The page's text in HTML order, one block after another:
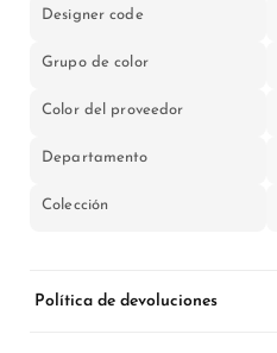
Designer code
Grupo de color
Color del proveedor
Departamento
Colección
Política de devoluciones